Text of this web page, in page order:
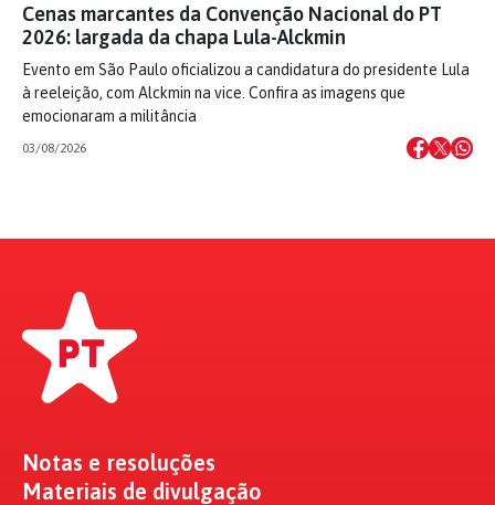
Cenas marcantes da Convenção Nacional do PT
2026: largada da chapa Lula-Alckmin
Evento em São Paulo oficializou a candidatura do presidente Lula
à reeleição, com Alckmin na vice. Confira as imagens que
emocionaram a militância
03/08/2026
Notas e resoluções
Materiais de divulgação